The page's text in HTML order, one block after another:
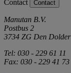
Contact Contact
Manutan B.V.
Postbus 2
3734 ZG Den Dolder
Tel: 030 - 229 61 11
Fax: 030 - 229 41 73